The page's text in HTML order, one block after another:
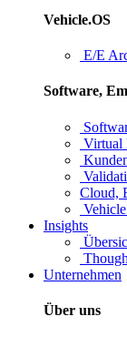
Vehicle.OS
E/E
Software,
Virtual
Cloud,
Insights
Unternehmen
Über uns